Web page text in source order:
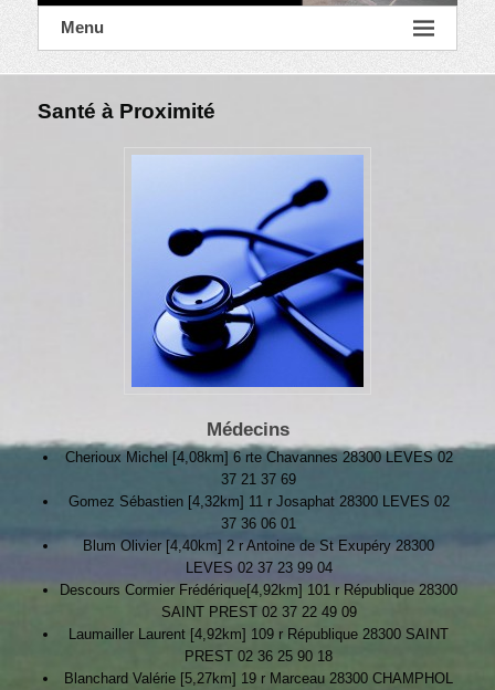
Menu
Santé à Proximité
Médecins
Cherioux Michel [4,08km] 6 rte Chavannes 28300 LEVES 02
37 21 37 69
Gomez Sébastien [4,32km] 11 r Josaphat 28300 LEVES 02
37 36 06 01
Blum Olivier [4,40km] 2 r Antoine de St Exupéry 28300
LEVES 02 37 23 99 04
Descours Cormier Frédérique[4,92km] 101 r République 28300
SAINT PREST 02 37 22 49 09
Laumailler Laurent [4,92km] 109 r République 28300 SAINT
PREST 02 36 25 90 18
Blanchard Valérie [5,27km] 19 r Marceau 28300 CHAMPHOL